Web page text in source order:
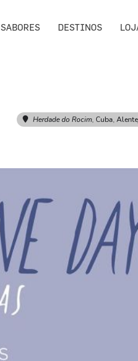
SABORES DESTINOS
Herdade do Rocim, Cuba,